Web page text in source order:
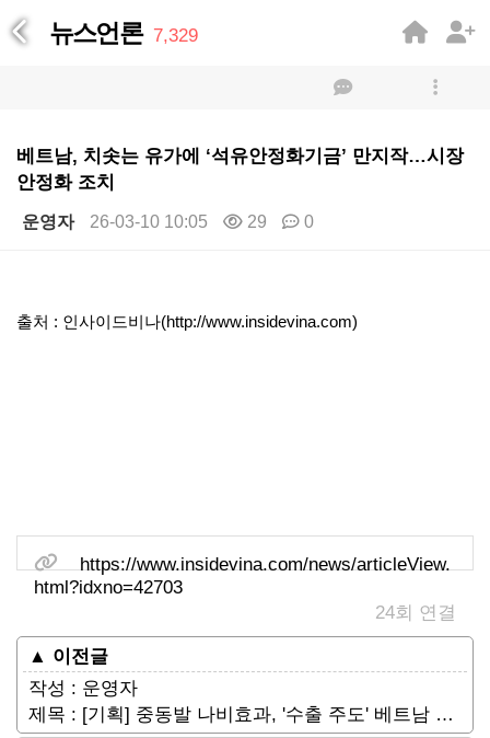
뉴스언론 7,329
베트남, 치솟는 유가에 ‘석유안정화기금’ 만지작…시장
안정화 조치
운영자 26-03-10 10:05 29 0
출처 : 인사이드비나(http://www.insidevina.com)
관련링크
https://www.insidevina.com/news/articleView.
html?idxno=42703
24회 연결
▲ 이전글
작성 : 운영자
제목 : [기획] 중동발 나비효과, '수출 주도' 베트남 경제 덮친 초대형 악재 2부